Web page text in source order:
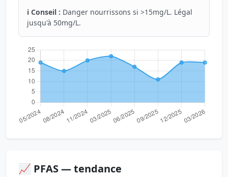
ℹ️ Conseil : Danger nourrissons si >15mg/L. Légal
jusqu'à 50mg/L.
📈 PFAS — tendance